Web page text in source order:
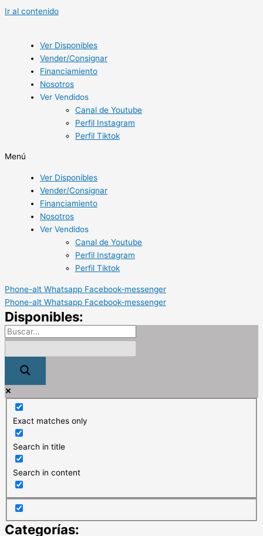
Ir al contenido
Ver Disponibles
Vender/Consignar
Financiamiento
Nosotros
Ver Vendidos
Canal de Youtube
Perfil Instagram
Perfil Tiktok
Menú
Ver Disponibles
Vender/Consignar
Financiamiento
Nosotros
Ver Vendidos
Canal de Youtube
Perfil Instagram
Perfil Tiktok
Phone-alt Whatsapp Facebook-messenger
Phone-alt Whatsapp Facebook-messenger
Disponibles:
Exact matches only
Search in title
Search in content
Categorías: